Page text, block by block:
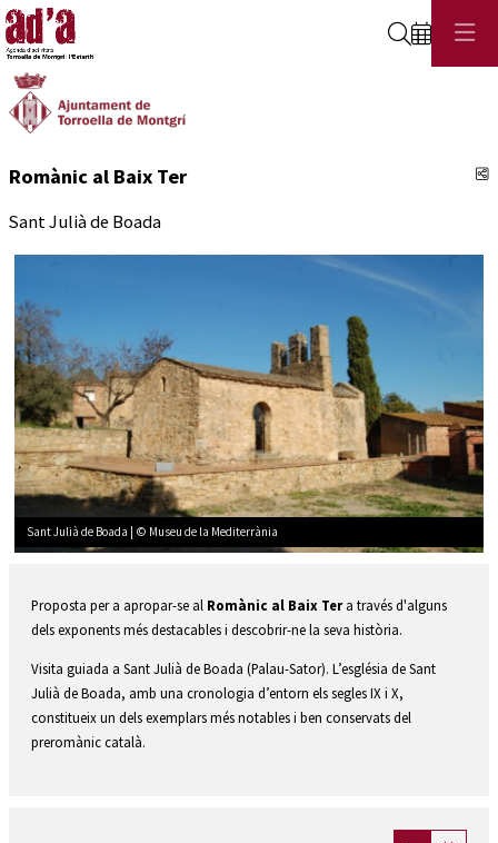
Cerca
Romànic al Baix Ter
Sant Julià de Boada
Sant Julià de Boada | © Museu de la Mediterrània
Proposta per a apropar-se al Romànic al Baix Ter a través d'alguns
dels exponents més destacables i descobrir-ne la seva història.
Visita guiada a Sant Julià de Boada (Palau-Sator). L’església de Sant
Julià de Boada, amb una cronologia d’entorn els segles IX i X,
constitueix un dels exemplars més notables i ben conservats del
preromànic català.